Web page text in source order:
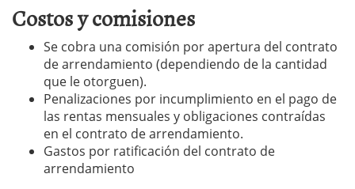
Costos y comisiones
Se cobra una comisión por apertura del contrato
de arrendamiento (dependiendo de la cantidad
que le otorguen).
Penalizaciones por incumplimiento en el pago de
las rentas mensuales y obligaciones contraídas
en el contrato de arrendamiento.
Gastos por ratificación del contrato de
arrendamiento